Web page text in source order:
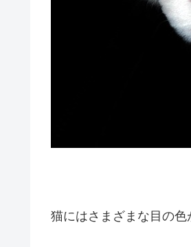
猫にはさまざまな目の色